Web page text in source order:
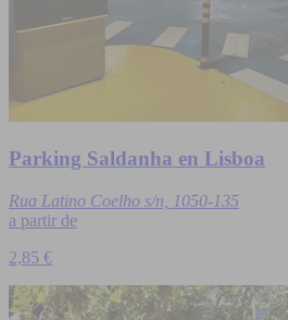
Parking Saldanha en Lisboa
Rua Latino Coelho s/n, 1050-135
a partir de
2,85 €